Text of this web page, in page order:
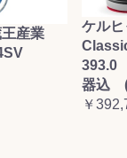
王産業
ケル
393.0
器込 (
￥